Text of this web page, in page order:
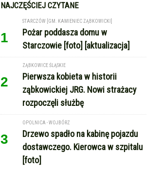
NAJCZĘŚCIEJ CZYTANE
1
STARCZÓW [GM. KAMIENIEC ZĄBKOWICKI]
Pożar poddasza domu w
Starczowie [foto] [aktualizacja]
2
ZĄBKOWICE ŚLĄSKIE
Pierwsza kobieta w historii
ząbkowickiej JRG. Nowi strażacy
rozpoczęli służbę
3
OPOLNICA - WOJBÓRZ
Drzewo spadło na kabinę pojazdu
dostawczego. Kierowca w szpitalu
[foto]